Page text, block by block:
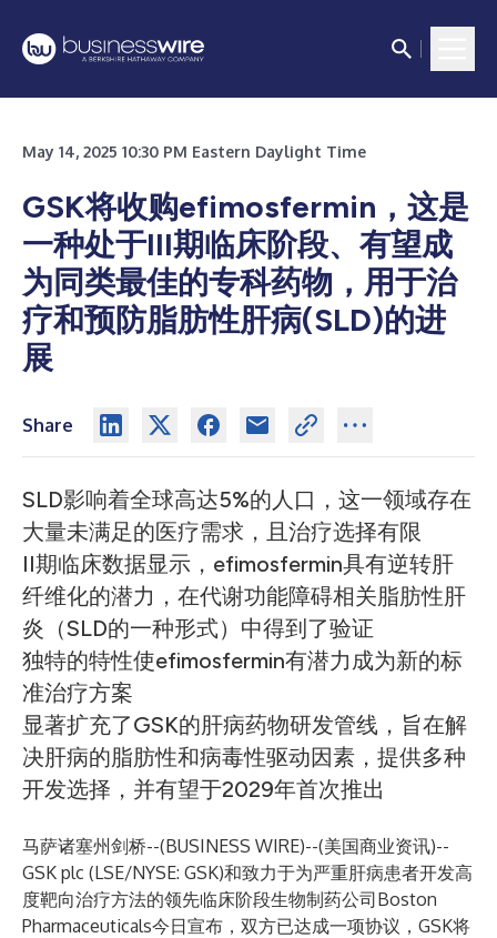
May 14, 2025 10:30 PM Eastern Daylight Time
GSK将收购efimosfermin，这是
一种处于III期临床阶段、有望成
为同类最佳的专科药物，用于治
疗和预防脂肪性肝病(SLD)的进
展
Share
SLD影响着全球高达5%的人口，这一领域存在
大量未满足的医疗需求，且治疗选择有限
II期临床数据显示，efimosfermin具有逆转肝
纤维化的潜力，在代谢功能障碍相关脂肪性肝
炎（SLD的一种形式）中得到了验证
独特的特性使efimosfermin有潜力成为新的标
准治疗方案
显著扩充了GSK的肝病药物研发管线，旨在解
决肝病的脂肪性和病毒性驱动因素，提供多种
开发选择，并有望于2029年首次推出
马萨诸塞州剑桥--(BUSINESS WIRE)--(美国商业资讯)--
GSK plc (LSE/NYSE: GSK)和致力于为严重肝病患者开发高
度靶向治疗方法的领先临床阶段生物制药公司Boston
Pharmaceuticals今日宣布，双方已达成一项协议，GSK将